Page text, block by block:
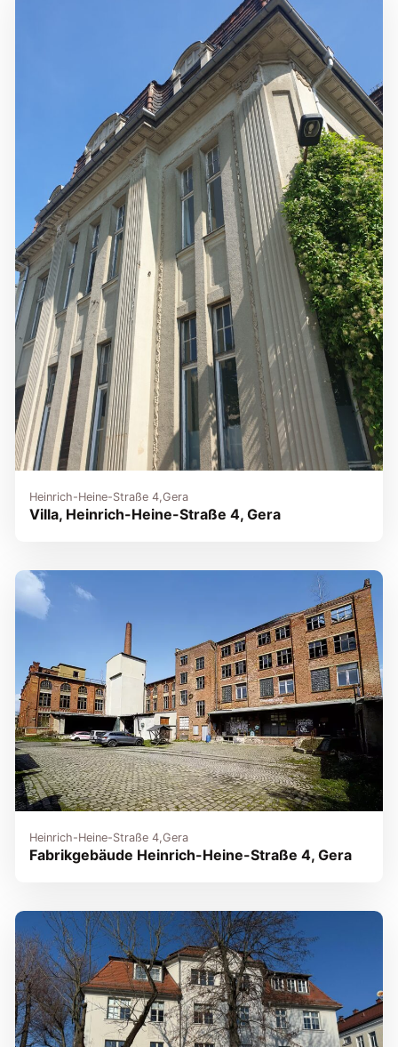
Heinrich-Heine-Straße 4,Gera
Villa, Heinrich-Heine-Straße 4, Gera
Heinrich-Heine-Straße 4,Gera
Fabrikgebäude Heinrich-Heine-Straße 4, Gera